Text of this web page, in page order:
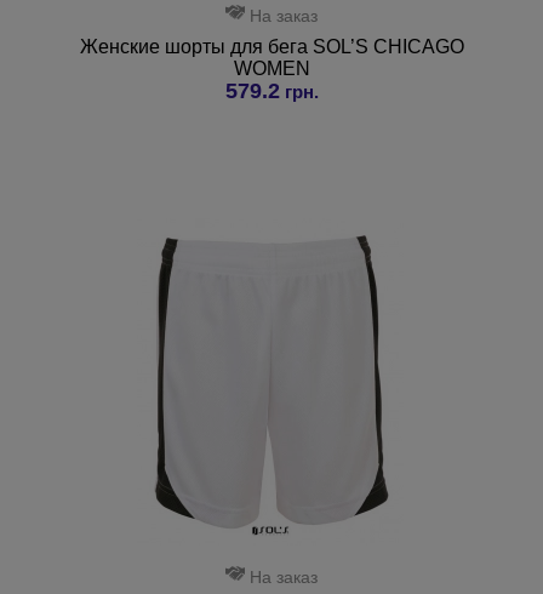
На заказ
Женские шорты для бега SOL’S CHICAGO
WOMEN
579.2грн.
На заказ